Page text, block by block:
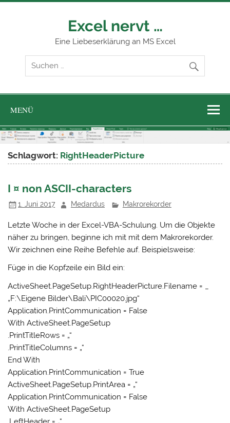
Zum
Excel nervt …
Eine Liebeserklärung an MS Excel
MENÜ
Schlagwort: RightHeaderPicture
I ¤ non ASCII-characters
1. Juni 2017 Medardus Makrorekorder
Letzte Woche in der Excel-VBA-Schulung. Um die Objekte
näher zu bringen, beginne ich mit mit dem Makrorekorder.
Wir zeichnen eine Reihe Befehle auf. Beispielsweise:
Füge in die Kopfzeile ein Bild ein:
ActiveSheet.PageSetup.RightHeaderPicture.Filename = _
„F:\Eigene Bilder\Bali\PIC00020.jpg“
Application.PrintCommunication = False
With ActiveSheet.PageSetup
.PrintTitleRows = „“
.PrintTitleColumns = „“
End With
Application.PrintCommunication = True
ActiveSheet.PageSetup.PrintArea = „“
Application.PrintCommunication = False
With ActiveSheet.PageSetup